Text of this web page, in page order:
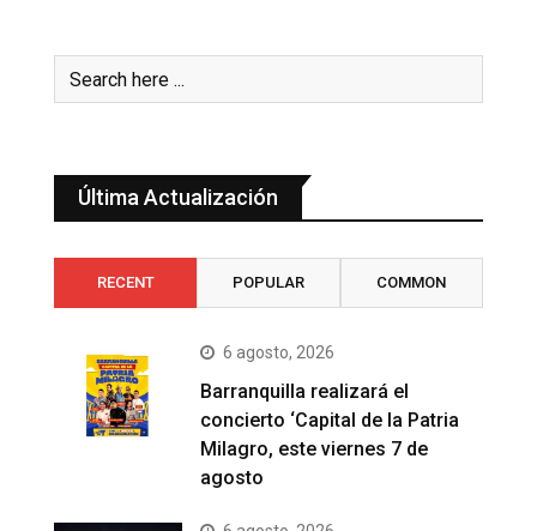
Última Actualización
RECENT POPULAR COMMON
6 agosto, 2026
Barranquilla realizará el
concierto ‘Capital de la Patria
Milagro, este viernes 7 de
agosto